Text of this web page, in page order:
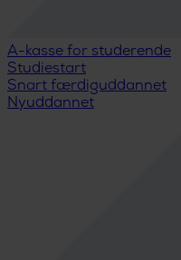
A-kasse for studerende
Studiestart
Snart færdiguddannet
Nyuddannet